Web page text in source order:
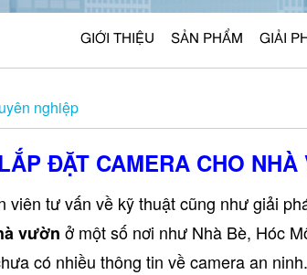
GIỚI THIỆU SẢN PHẨM GIẢI
nghiệp
ĐẶT CAMERA CHO
tư vấn về kỹ thuật cũng như giải
vườn ở một số nơi như Nhà Bè, Hóc
có nhiều thông tin về camera an